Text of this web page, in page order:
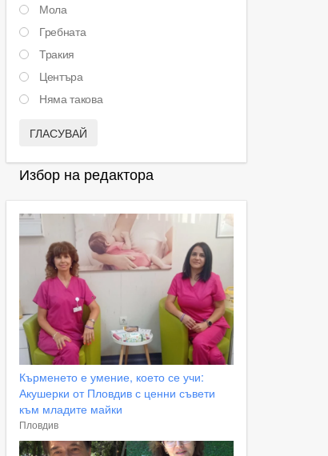
Мола
Гребната
Тракия
Центъра
Няма такова
ГЛАСУВАЙ
Избор на редактора
Кърменето е умение, което се учи:
Акушерки от Пловдив с ценни съвети
към младите майки
Пловдив